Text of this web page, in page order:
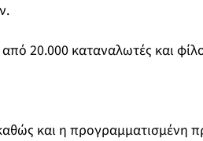
20.000 καταναλωτές και
και η προγραμματισμένη